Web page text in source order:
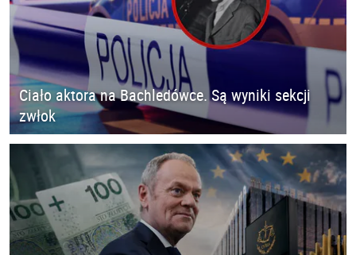
Ciało aktora na Bachledówce. Są wyniki sekcji
zwłok